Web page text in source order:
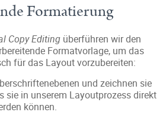
Formatierung
Copy Editing überführen wir den
Formatvorlage, um das
für das Layout vorzubereiten:
und zeichnen sie
sie in unserem Layoutprozess direkt
können.